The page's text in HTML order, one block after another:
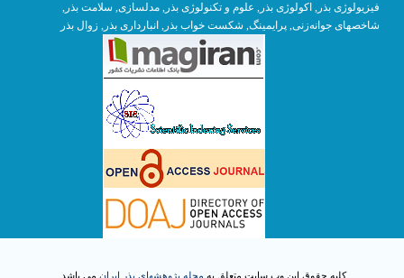
فیزیولوژی بذر,اکولوژی بذر,علوم و تکنولوژی بذر,مدلسازی, سلامت بذر,
شاخصهای جوانه‌زنی ,پرایمینگ, شکست خواب بذر,انبارداری بذر,زوال بذر
کلیه حقوق این وب سایت متعلق بهمجله پژوهشهای بذر ایرانمی باشد.